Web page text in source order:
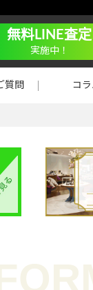
無料LINE査定
実施中！
質問 コラ